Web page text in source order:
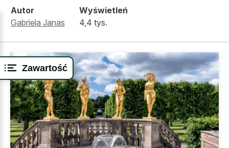
Zawartość
Autor
Gabriela Janas
Wyświetleń
4,4 tys.